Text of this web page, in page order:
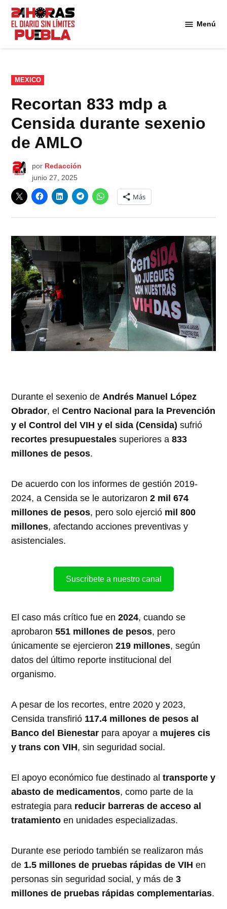
Saltar
contenido
Menú
PUBLICADO
EN
MEXICO
Recortan 833 mdp a
Censida durante sexenio
de AMLO
por Redacción
junio 27, 2025
Más
Durante el sexenio de Andrés Manuel López
Obrador, elCentro Nacional para la Prevención
y el Control del VIH y el sida (Censida) sufrió
recortes presupuestales superiores a833
millones de pesos.
De acuerdo con los informes de gestión 2019-
2024, a Censida se le autorizaron2 mil 674
millones de pesos, pero solo ejerció mil 800
millones, afectando acciones preventivas y
asistenciales.
Suscríbete a nuestro canal
El caso más crítico fue en2024, cuando se
aprobaron551 millones de pesos, pero
únicamente se ejercieron219 millones, según
datos del último reporte institucional del
organismo.
A pesar de los recortes, entre 2020 y 2023,
Censida transfirió 117.4 millones de pesos al
Banco del Bienestar para apoyar a mujeres cis
y trans con VIH, sin seguridad social.
El apoyo económico fue destinado altransporte y
abasto de medicamentos, como parte de la
estrategia para reducir barreras de acceso al
tratamiento en unidades especializadas.
Durante ese periodo también se realizaron más
de 1.5 millones de pruebas rápidas de VIH en
personas sin seguridad social, y más de3
millones de pruebas rápidas complementarias.